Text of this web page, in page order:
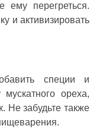
ему перегреться.
и активизировать
специи и
ореха,
Не забудьте также